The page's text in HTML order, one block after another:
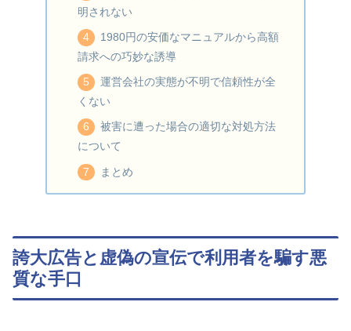
明されない
1980円の安価なマニュアルから高額
請求への巧妙な誘導
運営会社の実態が不明で信頼性が全
くない
被害に遭った場合の適切な対処方法
について
まとめ
誇大広告と虚偽の宣伝で利用者を騙す悪
質な手口